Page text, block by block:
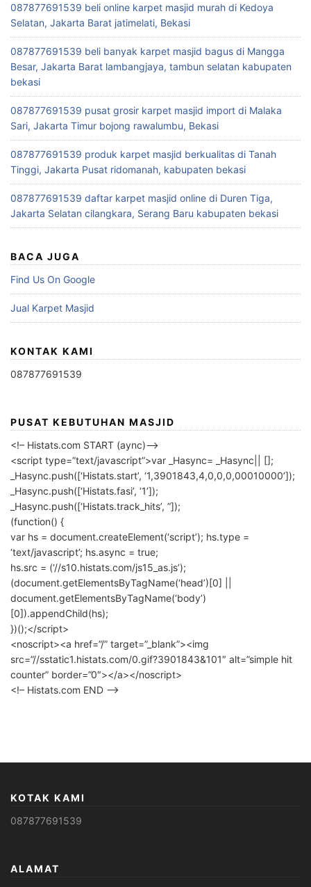
087877691539 beli online karpet masjid murah di Kedoya
Selatan, Jakarta Barat jatimelati, Bekasi
087877691539 beli banyak karpet masjid bagus di Mangga
Besar, Jakarta Barat lambangjaya, tambun selatan kabupaten
bekasi
087877691539 pusat grosir karpet masjid import di Malaka
Sari, Jakarta Timur bojong rawalumbu, Bekasi
087877691539 produk karpet masjid berkualitas di Tanah
Tinggi, Jakarta Pusat ridomanah, kabupaten bekasi
087877691539 daftar karpet masjid online di Duren Tiga,
Jakarta Selatan cilangkara, Serang Baru kabupaten bekasi
BACA JUGA
Find Us On Google
Jual Karpet Masjid
KONTAK KAMI
087877691539
PUSAT KEBUTUHAN MASJID
<!– Histats.com START (aync)–>
<script type=”text/javascript”>var _Hasync= _Hasync|| [];
_Hasync.push([‘Histats.start’, ‘1,3901843,4,0,0,0,00010000’]);
_Hasync.push([‘Histats.fasi’, ‘1’]);
_Hasync.push([‘Histats.track_hits’, ”]);
(function() {
var hs = document.createElement(‘script’); hs.type =
‘text/javascript’; hs.async = true;
hs.src = (‘//s10.histats.com/js15_as.js’);
(document.getElementsByTagName(‘head’)[0] ||
document.getElementsByTagName(‘body’)
[0]).appendChild(hs);
})();</script>
<noscript><a href=”/” target=”_blank”><img
src=”//sstatic1.histats.com/0.gif?3901843&101″ alt=”simple hit
counter” border=”0″></a></noscript>
<!– Histats.com END –>
KOTAK KAMI
087877691539
ALAMAT